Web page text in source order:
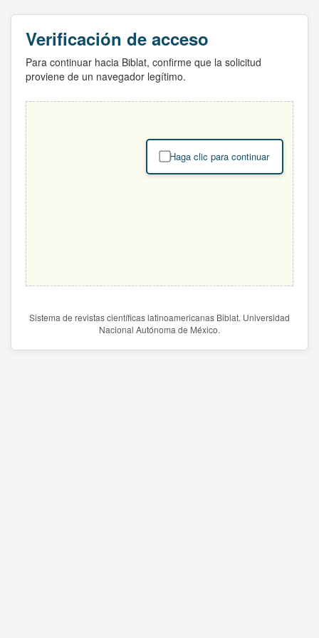
Verificación de acceso
Para continuar hacia Biblat, confirme que la solicitud
proviene de un navegador legítimo.
Haga clic para continuar
Sistema de revistas científicas latinoamericanas Biblat. Universidad
Nacional Autónoma de México.